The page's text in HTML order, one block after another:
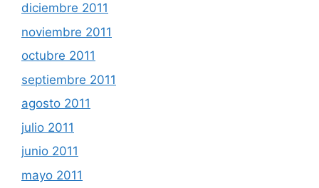
diciembre 2011
noviembre 2011
octubre 2011
septiembre 2011
agosto 2011
julio 2011
junio 2011
mayo 2011